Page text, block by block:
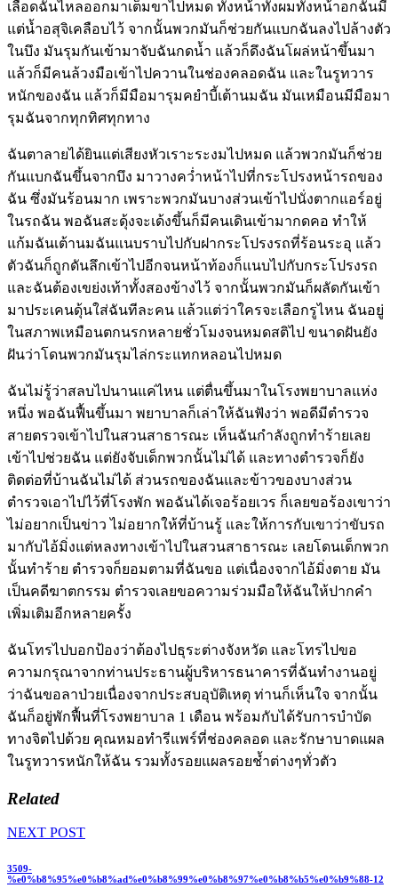
เลือดฉันไหลออกมาเต็มขาไปหมด ทั้งหน้าทั้งผมทั้งหน้าอกฉันมี
แต่น้ำอสุจิเคลือบไว้ จากนั้นพวกมันก็ช่วยกันแบกฉันลงไปล้างตัว
ในบึง มันรุมกันเข้ามาจับฉันกดน้ำ แล้วก็ดึงฉันโผล่หน้าขึ้นมา
แล้วก็มีคนล้วงมือเข้าไปควานในช่องคลอดฉัน และในรูทวาร
หนักของฉัน แล้วก็มีมือมารุมคยำบี้เต้านมฉัน มันเหมือนมีมือมา
รุมฉันจากทุกทิศทุกทาง
ฉันตาลายได้ยินแต่เสียงหัวเราะระงมไปหมด แล้วพวกมันก็ช่วย
กันแบกฉันขึ้นจากบึง มาวางคว่ำหน้าไปที่กระโปรงหน้ารถของ
ฉัน ซึ่งมันร้อนมาก เพราะพวกมันบางส่วนเข้าไปนั่งตากแอร์อยู่
ในรถฉัน พอฉันสะดุ้งจะเด้งขึ้นก็มีคนเดินเข้ามากดคอ ทำให้
แก้มฉันเต้านมฉันแนบราบไปกับฝากระโปรงรถที่ร้อนระอุ แล้ว
ตัวฉันก็ถูกดันลึกเข้าไปอีกจนหน้าท้องก็แนบไปกับกระโปรงรถ
และฉันต้องเขย่งเท้าทั้งสองข้างไว้ จากนั้นพวกมันก็ผลัดกันเข้า
มาประเคนดุ้นใส่ฉันทีละคน แล้วแต่ว่าใครจะเลือกรูไหน ฉันอยู่
ในสภาพเหมือนตกนรกหลายชั่วโมงจนหมดสติไป ขนาดฝันยัง
ฝันว่าโดนพวกมันรุมไล่กระแทกหลอนไปหมด
ฉันไม่รู้ว่าสลบไปนานแค่ไหน แต่ตื่นขึ้นมาในโรงพยาบาลแห่ง
หนึ่ง พอฉันฟื้นขึ้นมา พยาบาลก็เล่าให้ฉันฟังว่า พอดีมีตำรวจ
สายตรวจเข้าไปในสวนสาธารณะ เห็นฉันกำลังถูกทำร้ายเลย
เข้าไปช่วยฉัน แต่ยังจับเด็กพวกนั้นไม่ได้ และทางตำรวจก็ยัง
ติดต่อที่บ้านฉันไม่ได้ ส่วนรถของฉันและข้าวของบางส่วน
ตำรวจเอาไปไว้ที่โรงพัก พอฉันได้เจอร้อยเวร ก็เลยขอร้องเขาว่า
ไม่อยากเป็นข่าว ไม่อยากให้ที่บ้านรู้ และให้การกับเขาว่าขับรถ
มากับไอ้มิ่งแต่หลงทางเข้าไปในสวนสาธารณะ เลยโดนเด็กพวก
นั้นทำร้าย ตำรวจก็ยอมตามที่ฉันขอ แต่เนื่องจากไอ้มิ่งตาย มัน
เป็นคดีฆาตกรรม ตำรวจเลยขอความร่วมมือให้ฉันให้ปากคำ
เพิ่มเติมอีกหลายครั้ง
ฉันโทรไปบอกป้องว่าต้องไปธุระต่างจังหวัด และโทรไปขอ
ความกรุณาจากท่านประธานผู้บริหารธนาคารที่ฉันทำงานอยู่
ว่าฉันขอลาป่วยเนื่องจากประสบอุบัติเหตุ ท่านก็เห็นใจ จากนั้น
ฉันก็อยู่พักฟื้นที่โรงพยาบาล 1 เดือน พร้อมกับได้รับการบำบัด
ทางจิตไปด้วย คุณหมอทำรีแพร์ที่ช่องคลอด และรักษาบาดแผล
ในรูทวารหนักให้ฉัน รวมทั้งรอยแผลรอยช้ำต่างๆทั่วตัว
Related
NEXT POST
3509-
%e0%b8%95%e0%b8%ad%e0%b8%99%e0%b8%97%e0%b8%b5%e0%b9%88-12